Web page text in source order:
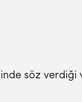
söz verdiği